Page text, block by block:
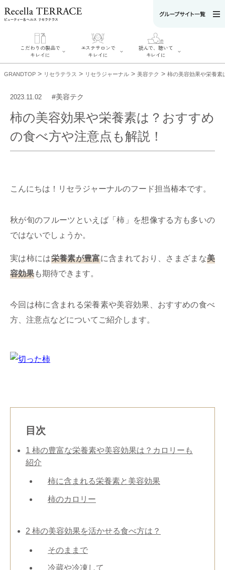
こだわりの製品で
キレイに
こだわりの製品
でキレイに
SERIES#01 私た
ちについて
いて
エステサロンで
キレイに
エステサロンで
キレイに
リフティング認
定者在籍サロン
リフティング認
定とは？
読んで、聴いて
キレイに
読んで、聴いてキ
レイに
ル
お悩みから記事
るみ シミ
ミューズへの伝
GRANDTOP > リセラテラス > リセラジャーナル > 美容テク > 柿の美容効果や栄養素
2023.11.02 #美容テク
柿の美容効果や栄養素は？おすすめ
の食べ方や注意点も解説！
こんにちは！リセラジャーナルのフード担当椿本です。
秋が旬のフルーツといえば「柿」を想像する方も多いの
ではないでしょうか。
実は柿には栄養素が豊富に含まれており、さまざまな美
容効果も期待できます。
今回は柿に含まれる栄養素や美容効果、おすすめの食べ
方、注意点などについてご紹介します。
目次
1 柿の豊富な栄養素や美容効果は？カロリーも
紹介
柿に含まれる栄養素と美容効果
柿のカロリー
2 柿の美容効果を活かせる食べ方は？
そのままで
冷蔵や冷凍して